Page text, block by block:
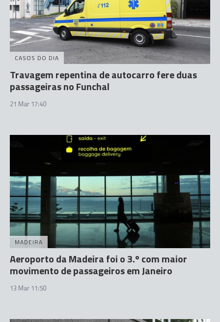
CASOS DO DIA
Travagem repentina de autocarro fere duas
passageiras no Funchal
21 Mar 17:40
MADEIRA
Aeroporto da Madeira foi o 3.º com maior
movimento de passageiros em Janeiro
13 Mar 11:50